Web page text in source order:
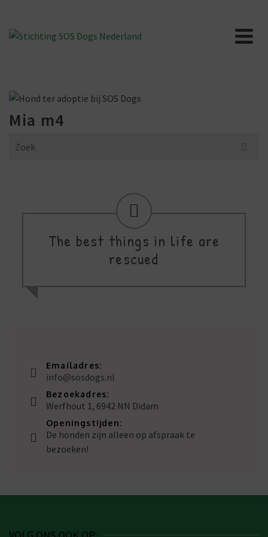
Mia m4
Search
The best things in life are
rescued
Emailadres:
info@sosdogs.nl
Bezoekadres:
Werfhout 1, 6942 NN Didam
Openingstijden:
De honden zijn alleen op afspraak te
bezoeken!